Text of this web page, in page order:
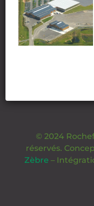
© 2024
réservés.
Zèbre –